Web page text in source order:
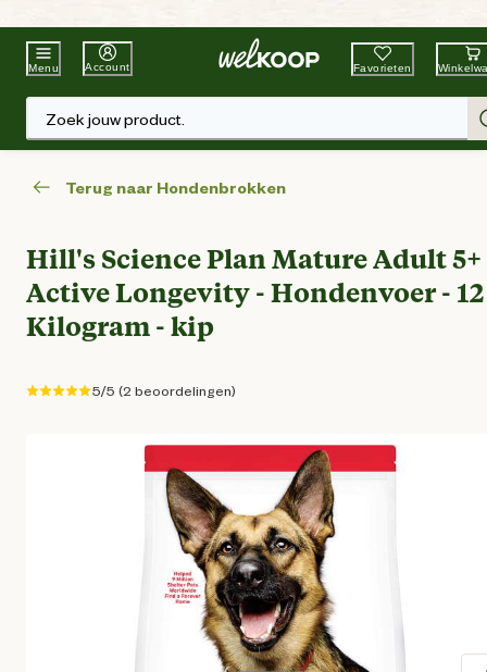
Beste WinkelketenTuin & Dier
Menu Account Favorieten
Zoek jouw product.
Terug naar Hondenbrokken
Hill's Science Plan Mature Adult 5+
Active Longevity - Hondenvoer - 12
Kilogram - kip
5/5 (2 beoordelingen)